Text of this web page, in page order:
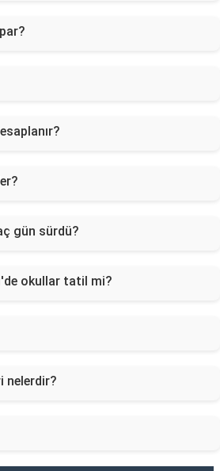
gün sürdü?
okullar tatil mi?
nelerdir?